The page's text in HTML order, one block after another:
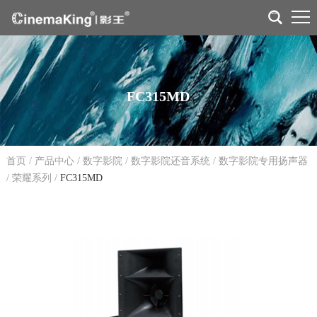
FC315MD
首页 / 产品中心/ 数字影院/ 数字影院还音系统/ 数字影院专用扬声器
/ 荣耀系列 / FC315MD